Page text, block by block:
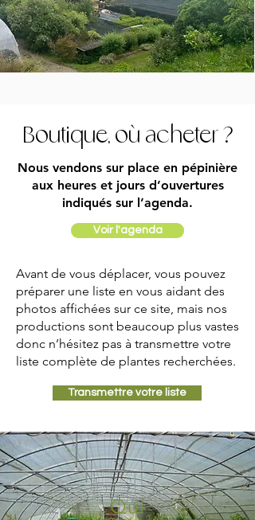
Boutique, où acheter ?
Nous vendons sur place en pépinière
aux heures et jours d’ouvertures
indiqués sur l’agenda.
Voir l'agenda
Avant de vous déplacer, vous pouvez
préparer une liste en vous aidant des
photos affichées sur ce site, mais nos
productions sont beaucoup plus vastes
donc n’hésitez pas à transmettre votre
liste complète de plantes recherchées.
Transmettre votre liste
Qui